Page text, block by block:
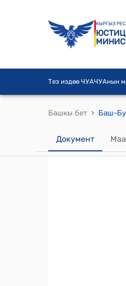
КЫРГЫЗ
Тез издөө ЧУАЧУАнын
Башкы бет ›
Документ